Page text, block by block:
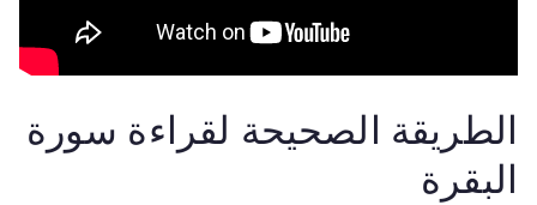
الطريقة الصحيحة لقراءة سورة
البقرة